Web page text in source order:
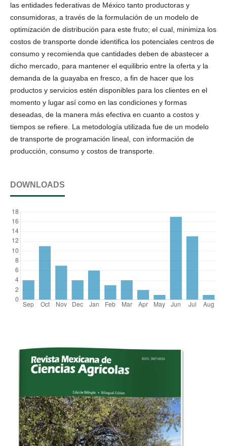
las entidades federativas de México tanto productoras y
consumidoras, a través de la formulación de un modelo de
optimización de distribución para este fruto; el cual, minimiza los
costos de transporte donde identifica los potenciales centros de
consumo y recomienda que cantidades deben de abastecer a
dicho mercado, para mantener el equilibrio entre la oferta y la
demanda de la guayaba en fresco, a fin de hacer que los
productos y servicios estén disponibles para los clientes en el
momento y lugar así como en las condiciones y formas
deseadas, de la manera más efectiva en cuanto a costos y
tiempos se refiere. La metodología utilizada fue de un modelo
de transporte de programación lineal, con información de
producción, consumo y costos de transporte.
DOWNLOADS